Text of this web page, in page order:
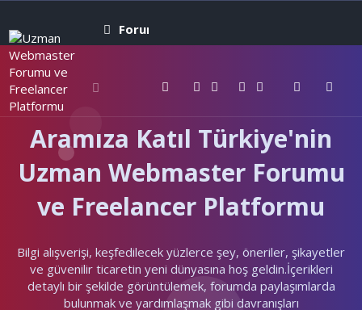
Forumlar
Aramıza Katıl Türkiye'nin
Uzman Webmaster Forumu
ve Freelancer Platformu
Bilgi alışverişi, keşfedilecek yüzlerce şey, öneriler, şikayetler
ve güvenilir ticaretin yeni dünyasına hoş geldin.İçerikleri
detaylı bir şekilde görüntülemek, forumda paylaşımlarda
bulunmak ve yardımlaşmak gibi davranışları